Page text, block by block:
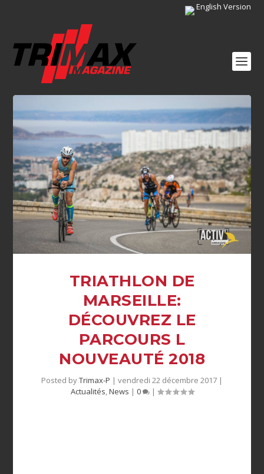
English Version
TRIATHLON DE
MARSEILLE:
DÉCOUVREZ LE
PARCOURS L
NOUVEAUTÉ 2018
Posted byTrimax-P | vendredi 22 décembre 2017 |
Actualités,News | 0 |